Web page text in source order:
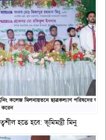
হতে হবে: ভূমিমন্ত্রী মিনু